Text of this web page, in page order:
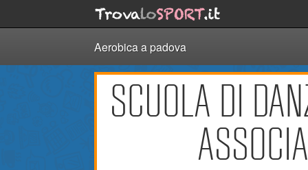
Aerobica a padova
SCUOLA DI